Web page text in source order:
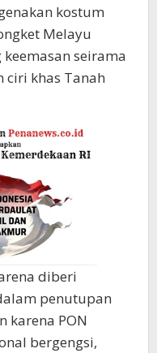
kostum
Melayu
seirama
ciri khas Tanah
diberi
penutupan
karena PON
bergengsi,